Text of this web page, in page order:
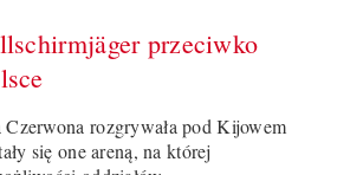
przeciwko
rozgrywała pod Kijowem
się one areną, na której